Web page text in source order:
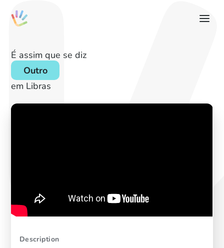
É assim que se diz
Outro
em Libras
Description